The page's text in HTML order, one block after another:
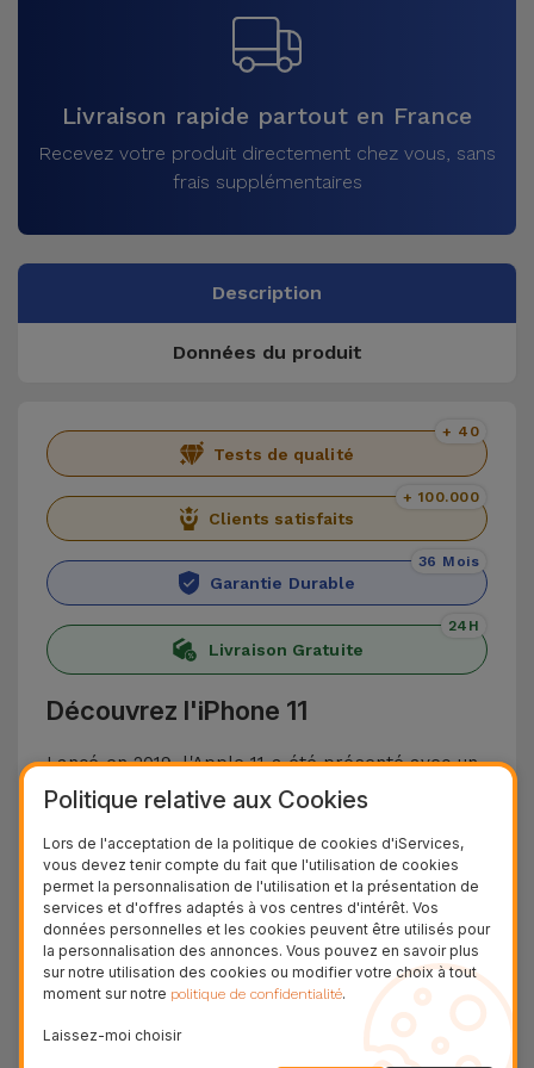
Livraison rapide partout en France
Recevez votre produit directement chez vous, sans
frais supplémentaires
Description
Données du produit
Tests de qualité
+ 40
Clients satisfaits
+ 100.000
Garantie Durable
36 Mois
Livraison Gratuite
24H
Découvrez l'iPhone 11
Lancé en 2019, l'Apple 11 a été présenté avec un
design similaire à l'iPhone XR, un appareil qui a
haut de gamme de la même année. Avec un
double capteur de 12 Mpx dans un nouveau
module carré, cet appareil Apple non seulement
élève la barre en termes de qualité photo et
vidéo, mais innove également en matière de
prise de vue de nuit.
Politique relative aux Cookies
Lors de l'acceptation de la politique de cookies d'iServices,
vous devez tenir compte du fait que l'utilisation de cookies
permet la personnalisation de l'utilisation et la présentation de
services et d'offres adaptés à vos centres d'intérêt. Vos
données personnelles et les cookies peuvent être utilisés pour
la personnalisation des annonces. Vous pouvez en savoir plus
sur notre utilisation des cookies ou modifier votre choix à tout
moment sur notre politique de confidentialité.
Laissez-moi choisir